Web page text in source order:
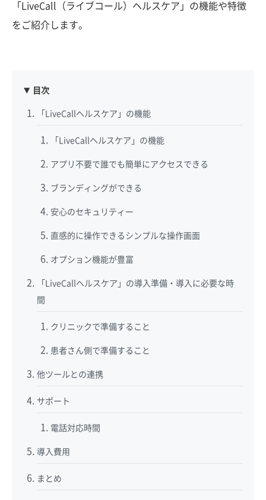
「LiveCall（ライブコール）ヘルスケア」の機能や特徴
をご紹介します。
目次
「LiveCallヘルスケア」の機能
「LiveCallヘルスケア」の機能
アプリ不要で誰でも簡単にアクセスできる
ブランディングができる
安心のセキュリティー
直感的に操作できるシンプルな操作画面
オプション機能が豊富
「LiveCallヘルスケア」の導入準備・導入に必要な時
間
クリニックで準備すること
患者さん側で準備すること
他ツールとの連携
サポート
電話対応時間
導入費用
まとめ